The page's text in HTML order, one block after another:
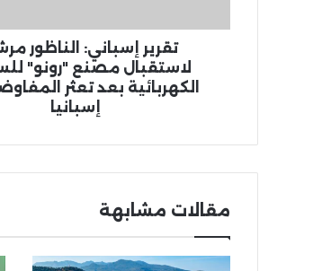
الكهربائية
المفاوضات
تقرير إسباني: الناظور
لاستقبال مصنع "رونو"
الكهربائية بعد تعثر
إسبانيا
مقالات مشابهة